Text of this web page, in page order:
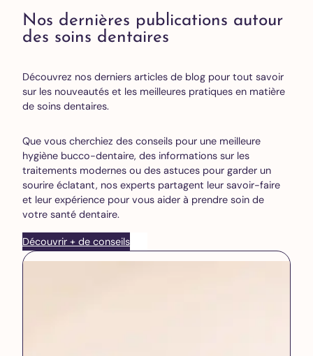
Nos dernières publications autour
des soins dentaires
Découvrez nos derniers articles de blog pour tout savoir
sur les nouveautés et les meilleures pratiques en matière
de soins dentaires.
Que vous cherchiez des conseils pour une meilleure
hygiène bucco-dentaire, des informations sur les
traitements modernes ou des astuces pour garder un
sourire éclatant, nos experts partagent leur savoir-faire
et leur expérience pour vous aider à prendre soin de
votre santé dentaire.
Découvrir + de conseils